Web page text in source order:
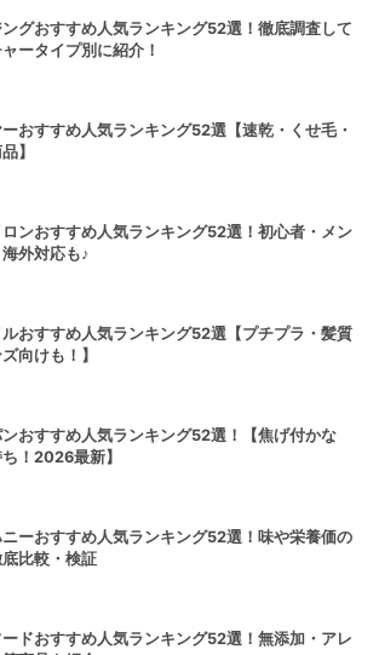
グおすすめ人気ランキング52選！徹底調査して
ータイプ別に紹介！
ーおすすめ人気ランキング52選【速乾・くせ毛・
】
ンおすすめ人気ランキング52選！初心者・メン
外対応も♪
おすすめ人気ランキング52選【プチプラ・髪質
向けも！】
おすすめ人気ランキング52選！【焦げ付かな
！2026最新】
ーおすすめ人気ランキング52選！味や栄養価の
比較・検証
ードおすすめ人気ランキング52選！無添加・アレ